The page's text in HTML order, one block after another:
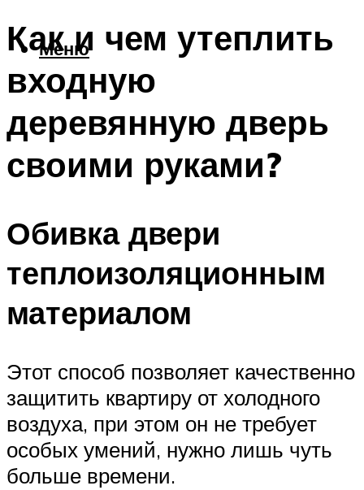
Меню
Как и чем утеплить
входную
деревянную дверь
своими руками?
Обивка двери
теплоизоляционным
материалом
Этот способ позволяет качественно
защитить квартиру от холодного
воздуха, при этом он не требует
особых умений, нужно лишь чуть
больше времени.